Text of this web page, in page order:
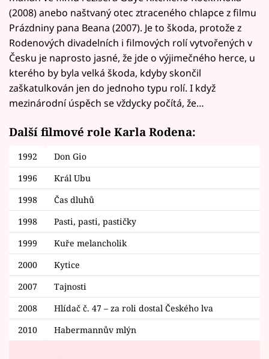
(2008) anebo naštvaný otec ztraceného chlapce z filmu
Prázdniny pana Beana (2007). Je to škoda, protože z
Rodenových divadelních i filmových rolí vytvořených v
Česku je naprosto jasné, že jde o výjimečného herce, u
kterého by byla velká škoda, kdyby skončil
zaškatulkován jen do jednoho typu rolí. I když
mezinárodní úspěch se vždycky počítá, že…
Další filmové role Karla Rodena:
1992
Don Gio
1996
Král Ubu
1998
Čas dluhů
1998
Pasti, pasti, pastičky
1999
Kuře melancholik
2000
Kytice
2007
Tajnosti
2008
Hlídač č. 47 – za roli dostal Českého lva
2010
Habermannův mlýn